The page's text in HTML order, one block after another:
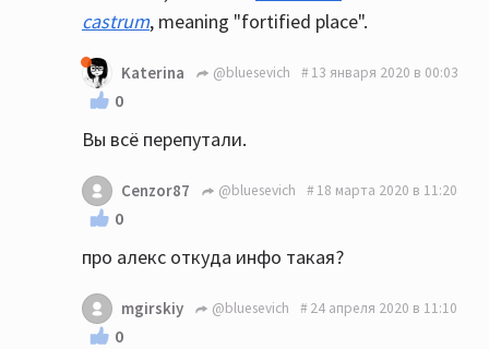
castrum, meaning "fortified place".
Katerina @bluesevich 13 января 2020 в 00:03
0
Вы всё перепутали.
Cenzor87 @bluesevich 18 марта 2020 в 11:20
0
про алекс откуда инфо такая?
mgirskiy @bluesevich 24 апреля 2020 в 11:10
0